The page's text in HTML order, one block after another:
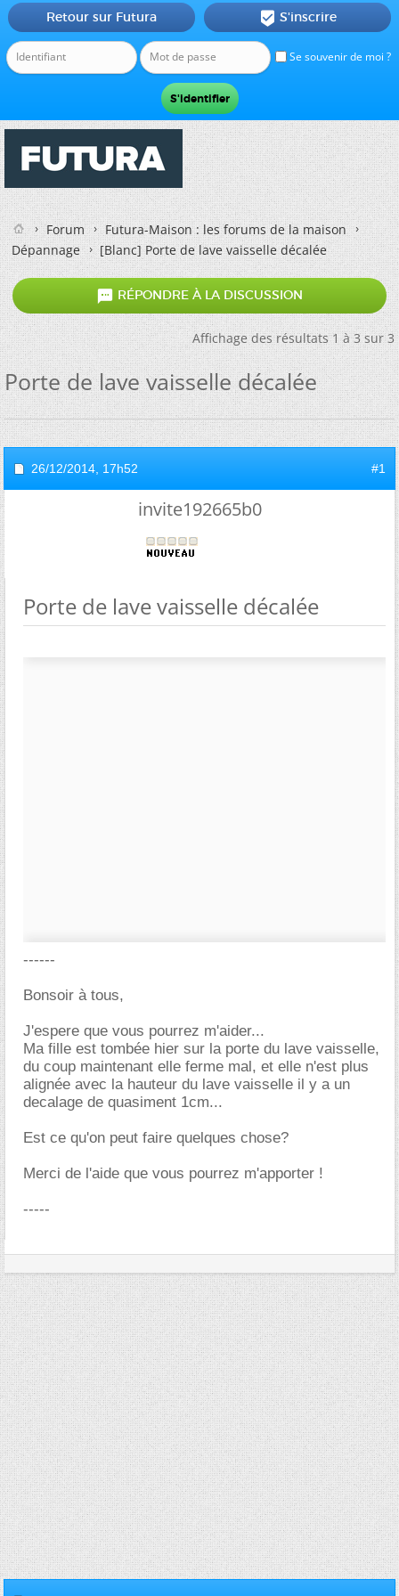
Se souvenir de moi ?
Retour sur Futura  S'inscrire
Forum
Futura-Maison : les forums de la maison
Dépannage
[Blanc]Porte de lave vaisselle décalée
 RÉPONDRE À LA DISCUSSION
Affichage des résultats 1 à 3 sur 3
Porte de lave vaisselle décalée
26/12/2014, 17h52 #1
invite192665b0
Porte de lave vaisselle décalée
------
Bonsoir à tous,
J'espere que vous pourrez m'aider...
Ma fille est tombée hier sur la porte du lave vaisselle,
du coup maintenant elle ferme mal, et elle n'est plus
alignée avec la hauteur du lave vaisselle il y a un
decalage de quasiment 1cm...
Est ce qu'on peut faire quelques chose?
Merci de l'aide que vous pourrez m'apporter !
-----